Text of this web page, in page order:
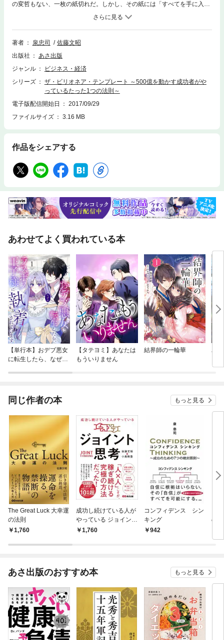
の変哲もない、一枚の紙切れだ。しかし、その紙には「すべてを手に入れ
る秘密」が書かれていた…！人生の成功者たちが明かしたたった１つの成
功法則とは？「人生の成功者」と呼ばれる人々には、持って生まれた才能
や、恵まれた環境がある。だから、彼らが成功するのは当たり前じゃない
か――。そんなふうに思っている人は決して少なくないでしょう。ただ、
法則を実行するだけでいいのです本書では、成功者が実践しているこの“成
功法則”を、「ビリオネア・テンプレート」と呼んでいます。いわば、“成
ト」さえあれば、たとえ、お金がなくても、人脈がなくても、マイナスか
らのスタートだったとしても、人生で必ず成功をおさめることができるの
です。ですから、もし、あなたが・今の生活に不満がある・現在の状況か
ら脱却したい・独立して成功をつかみたい・事業を軌道に乗せたいと思っ
ているのであればまずは本書を一読くださいきっと現状を打破するような
ています。今の状況をなんとかしたい! でも、何から始めていいかわから
の扉を開く、唯一の鍵●第一章 天を知る～自分が本当に生きたい自分を
知る～・今までの自分に別れを告げよう！・ＳＴＥＰ１ 絶対的自信を持
始めよう・ＳＴＥＰ３ 対象を選ぶ・リサーチする・ＳＴＥＰ４ 自分の
リソースを洗い出し「対価」を決める・ＳＴＥＰ５ 「打席」に立つ・第
二章まとめ●第三章 人を知る～利他の心でさらなるギフトを受け取る
ＥＰ７ ゆらぎの中で二次曲線の成長カーブを描く・第三章まとめ・Epilo
著者 泉忠司
佐藤文昭
出版社
あさ出版
ジャンル
ビジネス・経済
シリーズ
ザ・ビリオネア・テンプレート ～500億を動かす成功者がや
っているたった1つの法則～
電子版配信開始日
2017/09/29
ファイルサイズ
3.16 MB
作品をシェアする
あわせてよく買われている本
【単行本】おデブ悪女
に転生したら、なぜか
【タテヨミ】あなたは
もういりません
結界師の一輪華
バ
今
同じ作者の本 もっと見る
The Great Luck 大幸運
の法則
1,760
成功し続けている人が
やっている ジョイント
思考――「人×人」こ
1,760
コンフィデンス シン
キング
942
の
あさ出版のおすすめ本 もっと見る